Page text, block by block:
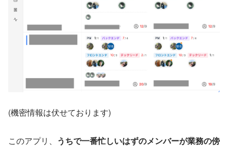
(機密情報は伏せております)
このアプリ、 うちで一番忙しいはずのメンバーが業務の傍